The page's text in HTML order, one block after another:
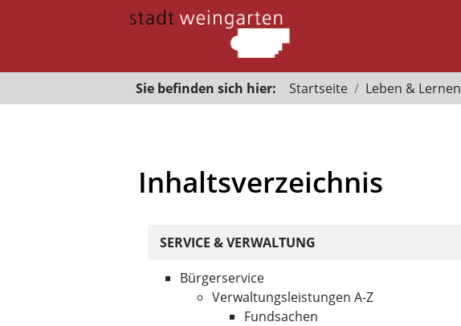
Sie befinden sich hier: Startseite Leben & Lernen
Inhaltsverzeichnis
SERVICE & VERWALTUNG
Bürgerservice
Verwaltungsleistungen A-Z
Fundsachen